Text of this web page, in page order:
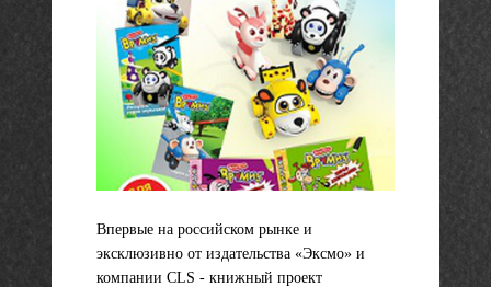
Впервые на российском рынке и
эксклюзивно от издательства «Эксмо» и
компании CLS - книжный проект